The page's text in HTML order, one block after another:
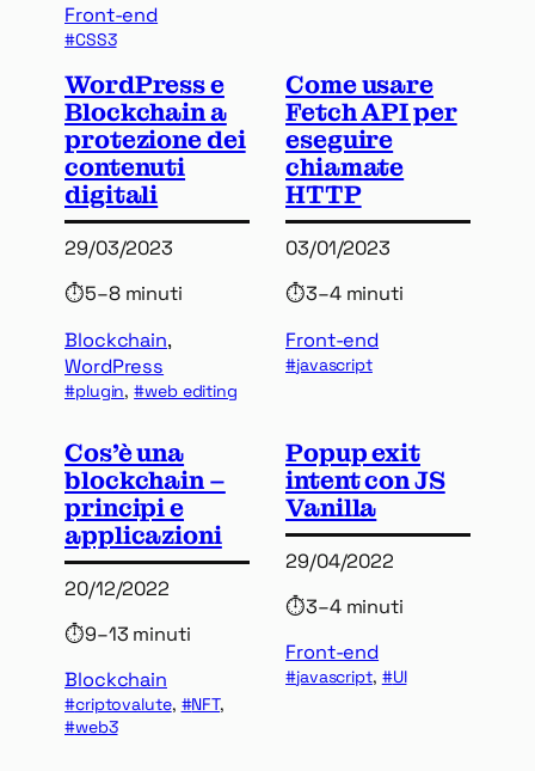
Front-end
CSS3
WordPress e
Blockchain a
protezione dei
contenuti
digitali
29/03/2023
⏱5–8 minuti
Blockchain,
WordPress
plugin, web editing
Come usare
Fetch API per
eseguire
chiamate
HTTP
03/01/2023
⏱3–4 minuti
Front-end
javascript
Cos’è una
blockchain –
principi e
applicazioni
20/12/2022
⏱9–13 minuti
Blockchain
criptovalute, NFT
web3
Popup exit
intent con JS
Vanilla
29/04/2022
⏱3–4 minuti
Front-end
javascript, UI